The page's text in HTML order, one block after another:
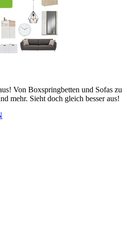
Von Boxspringbetten und Sofas zu
mehr. Sieht doch gleich besser aus!